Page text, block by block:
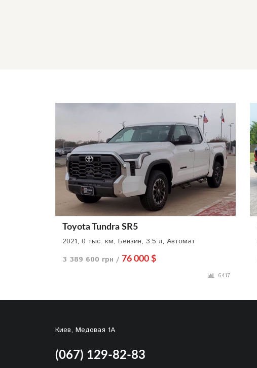
Toyota Tundra SR5
2021, 0 тыс. км, Бензин, 3.5 л, Автомат
3 389 600 грн / 76 000 $
6417
Киев, Медовая 1А
(067) 129-82-83